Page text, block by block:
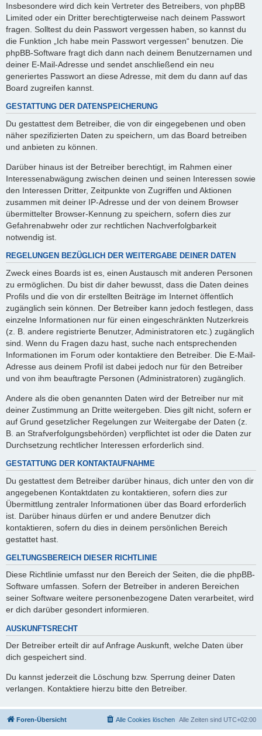
Insbesondere wird dich kein Vertreter des Betreibers, von phpBB
Limited oder ein Dritter berechtigterweise nach deinem Passwort
fragen. Solltest du dein Passwort vergessen haben, so kannst du
die Funktion „Ich habe mein Passwort vergessen“ benutzen. Die
phpBB-Software fragt dich dann nach deinem Benutzernamen und
deiner E-Mail-Adresse und sendet anschließend ein neu
generiertes Passwort an diese Adresse, mit dem du dann auf das
Board zugreifen kannst.
GESTATTUNG DER DATENSPEICHERUNG
Du gestattest dem Betreiber, die von dir eingegebenen und oben
näher spezifizierten Daten zu speichern, um das Board betreiben
und anbieten zu können.
Darüber hinaus ist der Betreiber berechtigt, im Rahmen einer
Interessenabwägung zwischen deinen und seinen Interessen sowie
den Interessen Dritter, Zeitpunkte von Zugriffen und Aktionen
zusammen mit deiner IP-Adresse und der von deinem Browser
übermittelter Browser-Kennung zu speichern, sofern dies zur
Gefahrenabwehr oder zur rechtlichen Nachverfolgbarkeit
notwendig ist.
REGELUNGEN BEZÜGLICH DER WEITERGABE DEINER DATEN
Zweck eines Boards ist es, einen Austausch mit anderen Personen
zu ermöglichen. Du bist dir daher bewusst, dass die Daten deines
Profils und die von dir erstellten Beiträge im Internet öffentlich
zugänglich sein können. Der Betreiber kann jedoch festlegen, dass
einzelne Informationen nur für einen eingeschränkten Nutzerkreis
(z. B. andere registrierte Benutzer, Administratoren etc.) zugänglich
sind. Wenn du Fragen dazu hast, suche nach entsprechenden
Informationen im Forum oder kontaktiere den Betreiber. Die E-Mail-
Adresse aus deinem Profil ist dabei jedoch nur für den Betreiber
und von ihm beauftragte Personen (Administratoren) zugänglich.
Andere als die oben genannten Daten wird der Betreiber nur mit
deiner Zustimmung an Dritte weitergeben. Dies gilt nicht, sofern er
auf Grund gesetzlicher Regelungen zur Weitergabe der Daten (z.
B. an Strafverfolgungsbehörden) verpflichtet ist oder die Daten zur
Durchsetzung rechtlicher Interessen erforderlich sind.
GESTATTUNG DER KONTAKTAUFNAHME
Du gestattest dem Betreiber darüber hinaus, dich unter den von dir
angegebenen Kontaktdaten zu kontaktieren, sofern dies zur
Übermittlung zentraler Informationen über das Board erforderlich
ist. Darüber hinaus dürfen er und andere Benutzer dich
kontaktieren, sofern du dies in deinem persönlichen Bereich
gestattet hast.
GELTUNGSBEREICH DIESER RICHTLINIE
Diese Richtlinie umfasst nur den Bereich der Seiten, die die phpBB-
Software umfassen. Sofern der Betreiber in anderen Bereichen
seiner Software weitere personenbezogene Daten verarbeitet, wird
er dich darüber gesondert informieren.
AUSKUNFTSRECHT
Der Betreiber erteilt dir auf Anfrage Auskunft, welche Daten über
dich gespeichert sind.
Du kannst jederzeit die Löschung bzw. Sperrung deiner Daten
verlangen. Kontaktiere hierzu bitte den Betreiber.
Foren-Übersicht Alle Zeiten sind UTC+02:00
Alle Cookies löschen